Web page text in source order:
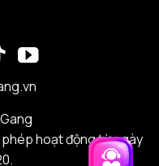
phép hoạt động từ ngày